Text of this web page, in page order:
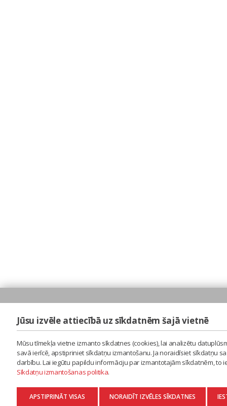
Jūsu izvēle attiecībā uz sīkdatnēm šajā vietnē
Mūsu tīmekļa vietne izmanto sīkdatnes (cookies), lai analizētu
savā ierīcē, apstipriniet sīkdatņu izmantošanu. Ja noraidīsiet sīkdatņu
darbību. Lai iegūtu papildu informāciju par izmantotajām sīkdatnēm,
Sīkdatņu izmantošanas politika.
APSTIPRINĀT VISAS NORAIDĪT IZVĒLES SĪKDATNES